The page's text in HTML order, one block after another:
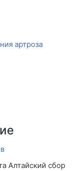
артроза
Алтайский сбор